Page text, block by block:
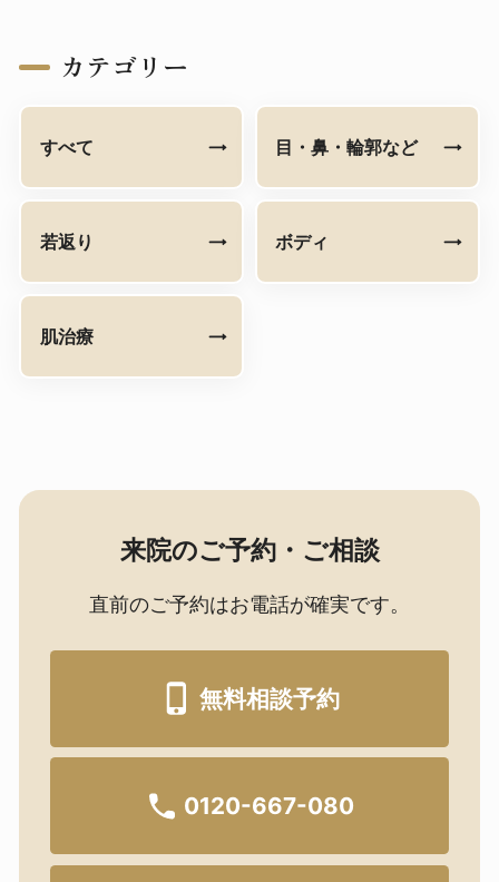
が必要）
カテゴリー
すべて 目・鼻・輪郭など
若返り ボディ
肌治療
来院のご予約・ご相談
直前のご予約はお電話が確実です。
無料相談予約
0120-667-080